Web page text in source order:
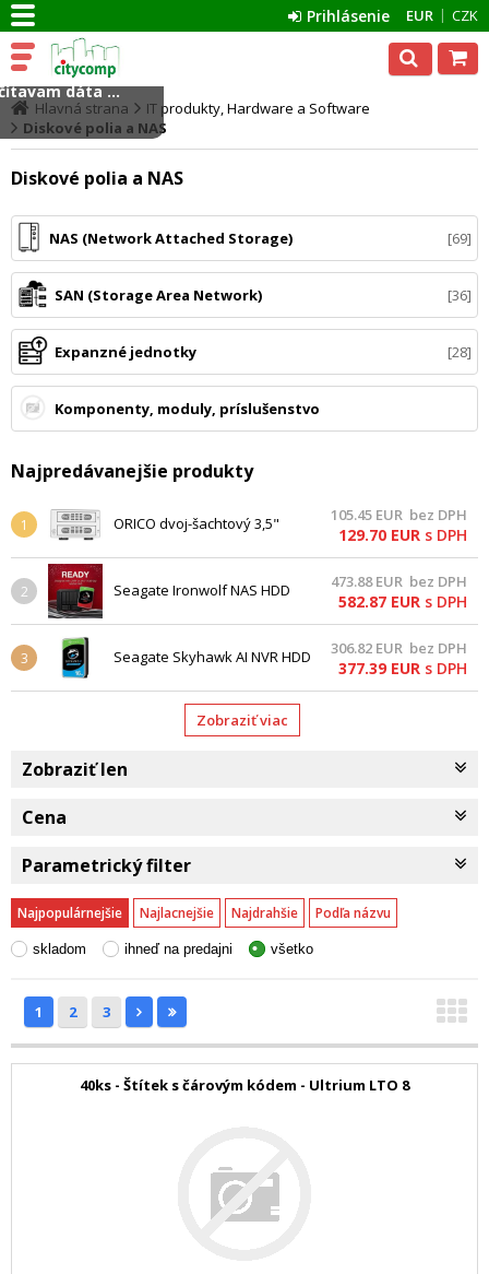
EUR CZK
Prihlásenie
Hlavná strana
IT produkty, Hardware a Software
Diskové polia a NAS
Diskové polia a NAS
NAS (Network Attached Storage) 69
SAN (Storage Area Network) 36
Expanzné jednotky 28
Komponenty, moduly, príslušenstvo
Najpredávanejšie produkty
1
ORICO dvoj-šachtový 3,5"
105.45 EUR bez DPH
129.70 EUR s DPH
2
Seagate Ironwolf NAS HDD
473.88EUR bez DPH
582.87 EUR s DPH
3
Seagate Skyhawk AI NVR HDD
306.82 EUR bez DPH
377.39 EUR s DPH
Zobraziť viac
Zobraziť len
Cena
Parametrický filter
Najpopulárnejšie Najlacnejšie Najdrahšie Podľa názvu
skladom ihneď na predajni všetko
1 2 3
40ks - Štítek s čárovým kódem - Ultrium LTO 8
dáta ...